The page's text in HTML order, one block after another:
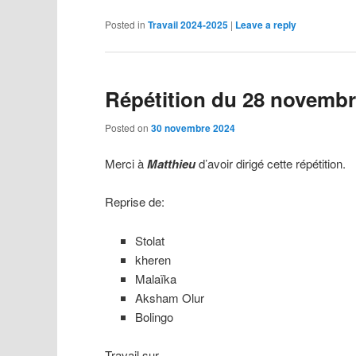
Posted in Travail 2024-2025 | Leave a reply
Répétition du 28
Posted on 30 novembre 2024
Merci àMatthieud’avoir dirigé cette répétition.
Reprise de:
Stolat
kheren
Malaïka
Aksham Olur
Bolingo